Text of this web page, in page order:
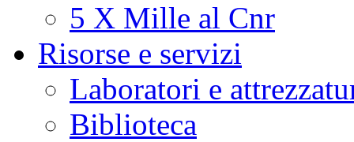
5 X Mille al Cnr
Risorse e servizi
Laboratori e
Biblioteca